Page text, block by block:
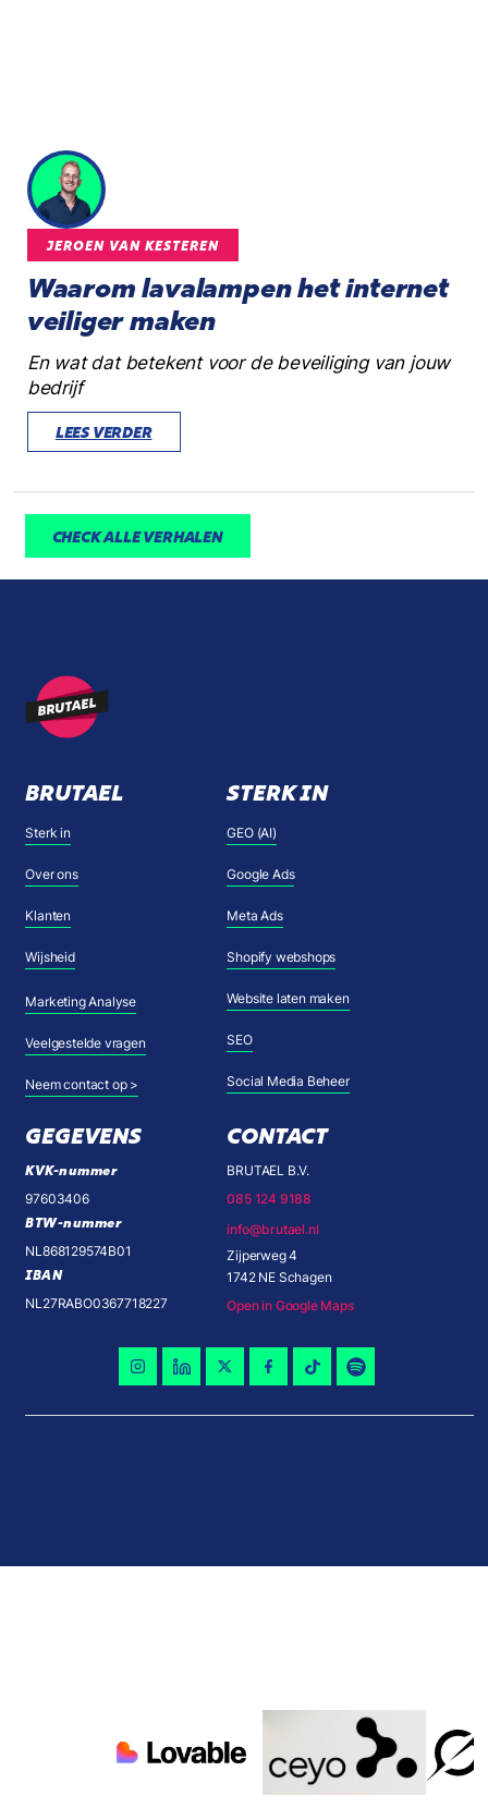
JEROEN VAN KESTEREN
Waarom lavalampen het internet
veiliger maken
En wat dat betekent voor de beveiliging van jouw
bedrijf
LEES VERDER
CHECK ALLE VERHALEN
BRUTAEL
Sterk in
Over ons
Klanten
Wijsheid
Marketing Analyse
Veelgestelde vragen
Neem contact op >
STERK IN
GEO (AI)
Google Ads
Meta Ads
Shopify webshops
Website laten maken
SEO
Social Media Beheer
GEGEVENS
KVK-nummer
97603406
BTW-nummer
NL868129574B01
IBAN
NL27RABO0367718227
CONTACT
BRUTAEL B.V.
085 124 9188
info@brutael.nl
Zijperweg 4
1742 NE Schagen
Open in Google Maps